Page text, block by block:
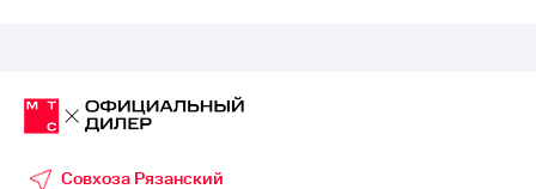
Совхоза Рязанский